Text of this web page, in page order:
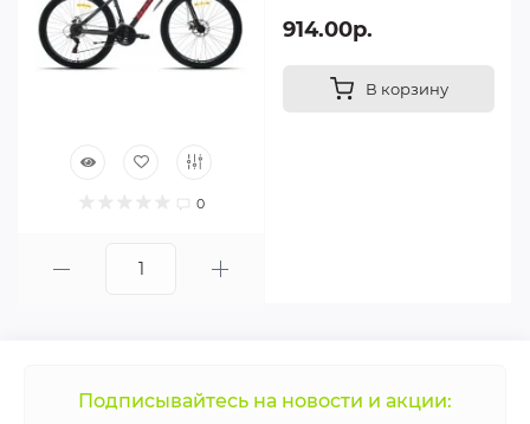
0
914.00р.
В корзину
Подписывайтесь на новости и акции: